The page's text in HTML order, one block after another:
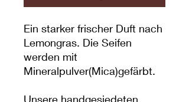
Ein starker frischer Duft nach
Lemongras. Die Seifen
werden mit
Mineralpulver(Mica)gefärbt.
Unsere handgesiedeten